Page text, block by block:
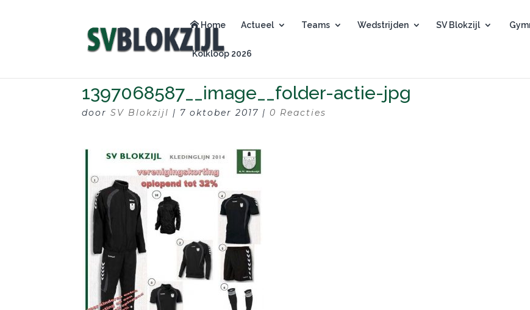
Home Actueel Teams Wedstrijden SV Blokzijl
Kolkloop 2026
1397068587__image__folder-actie-jpg
doorSV Blokzijl | 7 oktober 2017 | 0 Reacties